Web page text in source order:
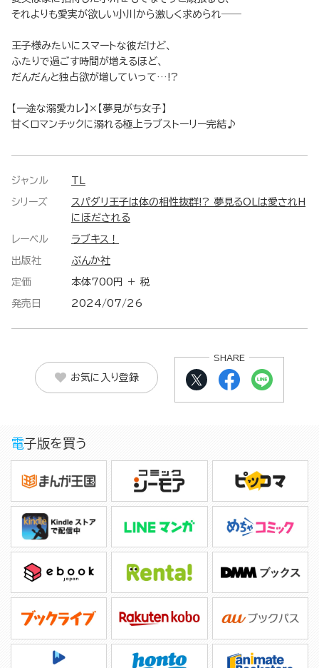
それよりも愛実が欲しい小川から激しく求められ――
王子様みたいにスマートな彼だけど、
ふたりで過ごす時間が増えるほど、
だんだんと独占欲が増していって…!?
【一途な溺愛カレ】×【夢見がち女子】
甘くロマンチックに溺れる極上ラブストーリー完結♪
ジャンル
シリーズ
スパダリ王子は体の相性抜群!? 夢見るOLは愛されH
にほだされる
レーベル ラブキス！
出版社 ぶんか社
定価 本体700円 ＋ 税
発売日 2024/07/26
お気に入り登録
SHARE
電子版を買う